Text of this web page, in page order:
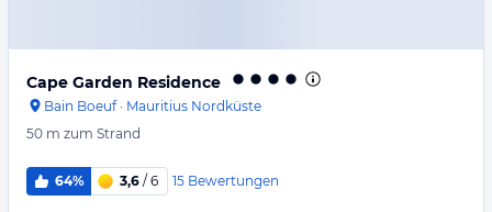
Cape Garden Residence
Bain Boeuf· Mauritius Nordküste
50 m zum Strand
64% 3,6 / 6 15 Bewertungen